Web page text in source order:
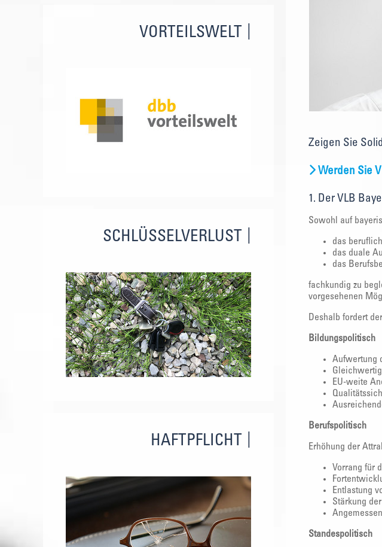
VORTEILSWELT
SCHLÜSSELVERLUST
HAFTPFLICHT
Zeigen Sie
Werden Sie
1. Der VLB
Sowohl auf
das
das duale
das
fachkundig zu
vorgesehenen
Deshalb fordert
Bildungspolitisch
Aufwertung
EU-weite
Berufspolitisch
Erhöhung der
Vorrang für
Entlastung
Stärkung
Standespolitisch